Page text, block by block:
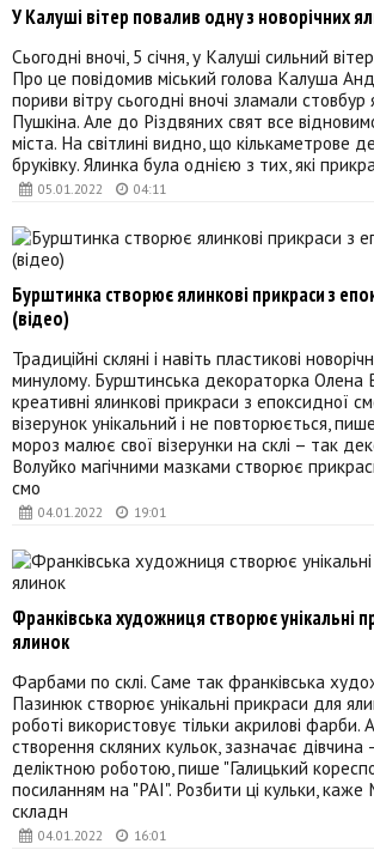
05.01.2022 04:11
У Калуші вітер повалив одну з новорічних
Сьогодні вночі, 5 січня, у Калуші сильний
Про це повідомив міський голова Калуша
пориви вітру сьогодні вночі зламали стовбур
Пушкіна. Але до Різдвяних свят все
міста. На світлині видно, що кількаметрове
бруківку. Ялинка була однією з тих, які
04.01.2022 19:01
Бурштинка створює ялинкові прикраси з
(відео)
Традиційні скляні і навіть пластикові
минулому. Бурштинська декораторка Олена
креативні ялинкові прикраси з епоксидної
візерунок унікальний і не повторюється,
мороз малює свої візерунки на склі – так
Волуйко магічними мазками створює
смо
04.01.2022 16:01
Франківська художниця створює унікальні
ялинок
Фарбами по склі. Саме так франківська
Пазинюк створює унікальні прикраси для
роботі використовує тільки акрилові фарби.
створення скляних кульок, зазначає
деліктною роботою, пише "Галицький
посиланням на "РАІ". Розбити ці кульки, каже
складн